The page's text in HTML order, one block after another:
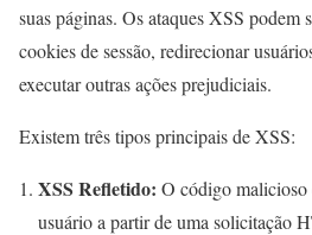
suas páginas. Os ataques XSS podem
cookies de sessão, redirecionar
executar outras ações prejudiciais.
Existem três tipos principais de XSS:
XSS Refletido: O código
usuário a partir de uma solicitação